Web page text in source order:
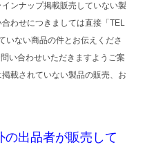
ンナップ掲載販売していない製
わせにつきましては直接「TEL
いない商品の件とお伝えくださ
い合わせいただきますようご案
載されていない製品の販売、お
の出品者が販売して